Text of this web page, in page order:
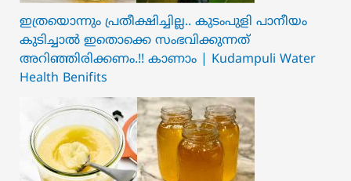
ഇത്രയൊന്നും പ്രതീക്ഷിച്ചില്ല.. ക‍ു‌ടംപുളി പാനീയം
കുടിച്ചാൽ ഇതൊക്കെ സംഭവിക്കുന്നത്
അറിഞ്ഞിരിക്കണം.!! കാണാം | Kudampuli Water
Health Benifits